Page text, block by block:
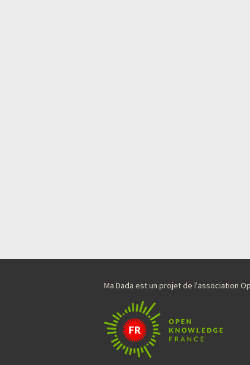
Ma Dada est un projet de l'association